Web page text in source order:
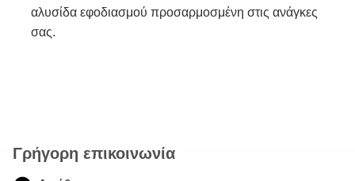
αλυσίδα εφοδιασμού προσαρμοσμένη στις ανάγκες
σας.
Γρήγορη επικοινωνία